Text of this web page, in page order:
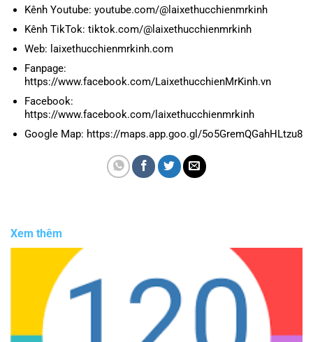
Kênh Youtube: youtube.com/@laixethucchienmrkinh
Kênh TikTok: tiktok.com/@laixethucchienmrkinh
Web: laixethucchienmrkinh.com
Fanpage:
https://www.facebook.com/LaixethucchienMrKinh.vn
Facebook:
https://www.facebook.com/laixethucchienmrkinh
Google Map: https://maps.app.goo.gl/5o5GremQGahHLtzu8
Xem thêm